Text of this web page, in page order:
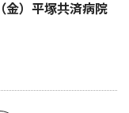
）平塚共済病院